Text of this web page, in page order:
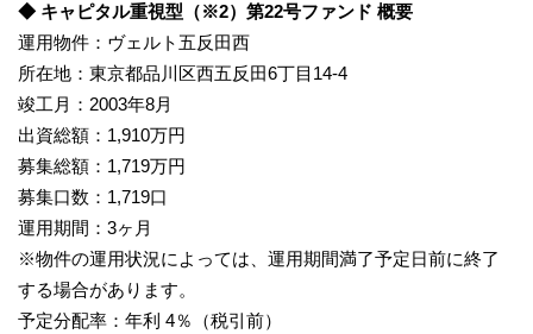
◆ キャピタル重視型（※2）第22号ファンド 概要
運用物件：ヴェルト五反田西
所在地：東京都品川区西五反田6丁目14-4
竣工月：2003年8月
出資総額：1,910万円
募集総額：1,719万円
募集口数：1,719口
運用期間：3ヶ月
※物件の運用状況によっては、運用期間満了予定日前に終了
する場合があります。
予定分配率：年利 4％（税引前）